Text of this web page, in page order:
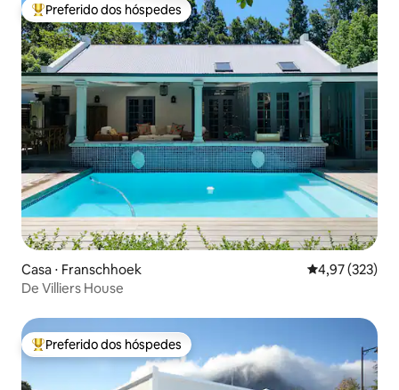
Entre os melhores preferidos dos hóspedes
Preferido dos hóspedes
Casa ⋅ Franschhoek 4,97 de uma
4,97 (323)
De Villiers House
Entre os melhores preferidos dos hóspedes
Preferido dos hóspedes